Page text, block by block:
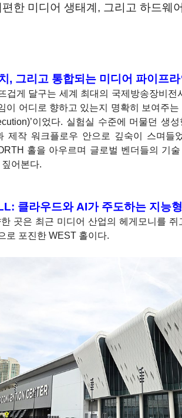
한 미디어 생태계, 그리고 하드웨
, 그리고 통합되는 미디어 파이프라
겁게 달구는 세계 최대의 국제방송장비전
이 어디로 향하고 있는지 명확히 보여주
이었다. 실험실 수준에 머물던 생
제작 워크플로우 안으로 깊숙이 스며들
홀을 아우르며 글로벌 벤더들의 기
어본다.
클라우드와 AI가 주도하는 지능
곳은 최근 미디어 산업의 헤게모니를 쥐
로 포진한 WEST 홀이다.